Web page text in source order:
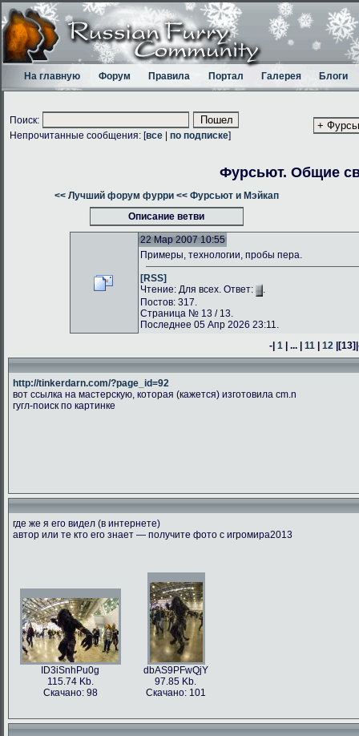
На главную Форум Правила Портал Галерея Блоги
Поиск:
Непрочитанные сообщения: [все по подписке]
Фурсьют. Общие
<< Лучший форум фурри << Фурсьют и Мэйкап
Описание ветви
22 Мар 2007 10:55
Примеры, технологии, пробы пера.
[RSS]
Чтение: Для всех. Ответ:
.
Постов: 317.
Страница № 13 / 13.
Последнее 05 Апр 2026 23:11.
-|1 | ... |11 |12 |[13]
http://tinkerdarn.com/?page_id=92
вот ссылка на мастерскую, которая (кажется) изготовила cm.n
гугл-поиск по картинке
где же я его видел (в интернете)
автор или те кто его знает — получите фото с игромира2013
ID3iSnhPu0g
115.74 Kb.
Скачано: 98
dbAS9PFwQjY
97.85 Kb.
Скачано: 101